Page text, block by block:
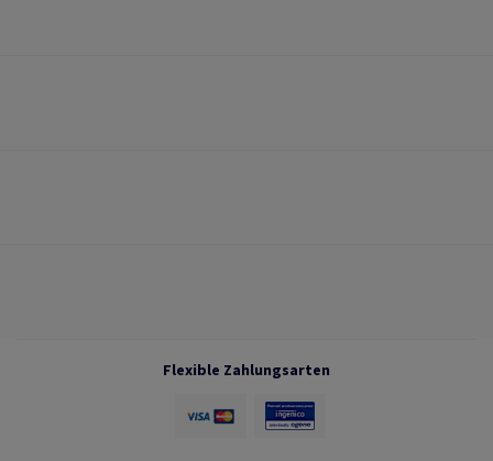
Flexible Zahlungsarten